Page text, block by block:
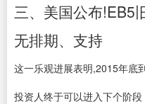
三、美国公布!EB5
无排期、支持
这一乐观进展表明,2015年底
投资人终于可以进入下个阶